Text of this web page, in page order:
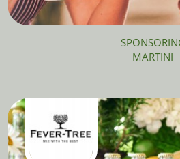
MARTINI